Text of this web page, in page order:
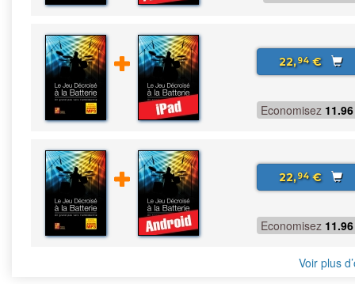
22,94€
Economisez 11.96
22,94€
Economisez 11.96
Voir plus